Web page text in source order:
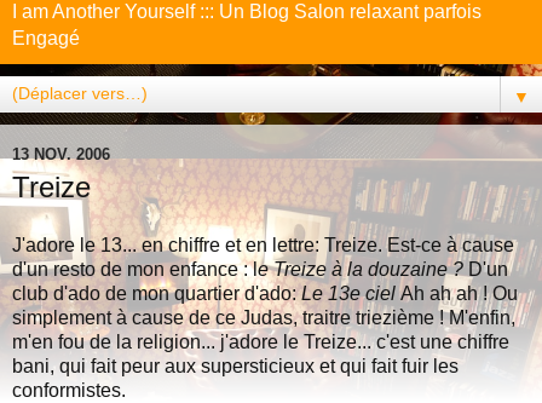
I am Another Yourself ::: Un Blog Salon relaxant parfois
Engagé
▼
13 NOV. 2006
Treize
J'adore le 13... en chiffre et en lettre: Treize. Est-ce à cause
d'un resto de mon enfance : le Treize à la douzaine ? D'un
club d'ado de mon quartier d'ado:Le 13e cielAh ah ah ! Ou
simplement à cause de ce Judas, traitre triezième ! M'enfin,
m'en fou de la religion... j'adore le Treize... c'est une chiffre
bani, qui fait peur aux supersticieux et qui fait fuir les
conformistes.